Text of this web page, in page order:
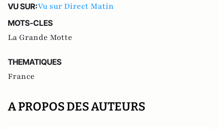
VU SUR:Vu sur Direct Matin
MOTS-CLES
La Grande Motte
THEMATIQUES
France
A PROPOS DES AUTEURS